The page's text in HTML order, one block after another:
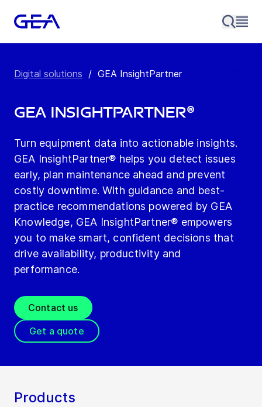
Digital solutions / GEA InsightPartner
GEA InsightPartner®
Turn equipment data into actionable insights.
GEA InsightPartner® helps you detect issues
early, plan maintenance ahead and prevent
costly downtime. With guidance and best-
practice recommendations powered by GEA
Knowledge, GEA InsightPartner® empowers
you to make smart, confident decisions that
drive availability, productivity and
performance.
Contact us
Get a quote
Products